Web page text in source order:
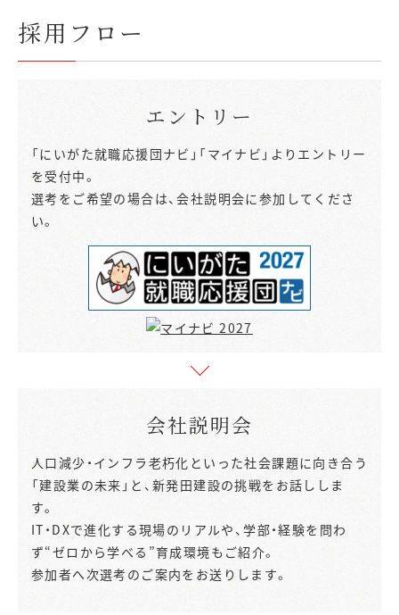
採用フロー
エントリー
「にいがた就職応援団ナビ」「マイナビ」よりエントリー
を受付中。
選考をご希望の場合は、会社説明会に参加してくださ
い。
会社説明会
人口減少・インフラ老朽化といった社会課題に向き合う
「建設業の未来」と、新発田建設の挑戦をお話ししま
す。
IT・DXで進化する現場のリアルや、学部・経験を問わ
ず“ゼロから学べる”育成環境もご紹介。
参加者へ次選考のご案内をお送りします。